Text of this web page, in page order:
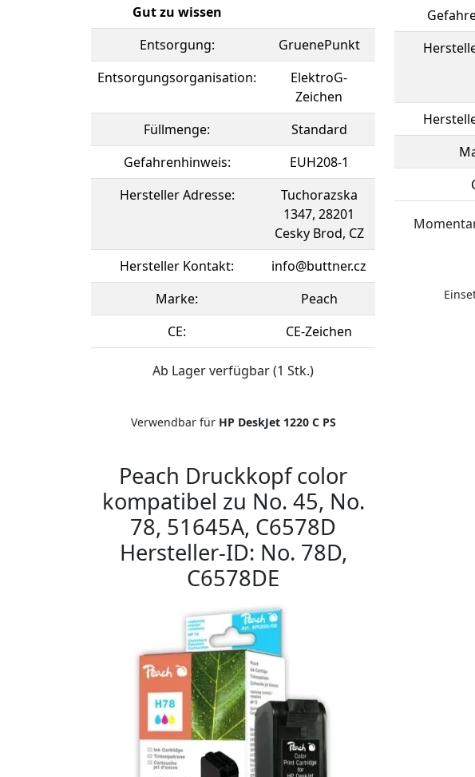
Gut zu wissen
Entsorgung:
GruenePunkt
Entsorgungsorganisation:
ElektroG-
Zeichen
Füllmenge:
Standard
Gefahrenhinweis:
EUH208-1
Hersteller Adresse:
Tuchorazska
1347, 28201
Cesky Brod, CZ
Hersteller Kontakt:
info@buttner.cz
Marke:
Peach
CE:
CE-Zeichen
Ab Lager verfügbar (1 Stk.)
Verwendbar für HP DeskJet 1220 C PS
Peach Druckkopf color
kompatibel zu No. 45, No.
78, 51645A, C6578D
Hersteller-ID: No. 78D,
C6578DE